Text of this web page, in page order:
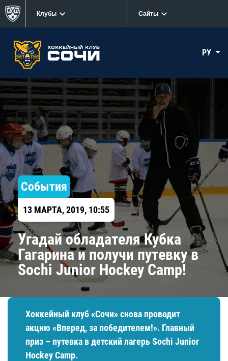
Клубы Сайты
РУ
События
13 МАРТА, 2019, 10:55
Угадай обладателя Кубка
Гагарина и получи путевку в
Sochi Junior Hockey Camp!
Хоккейный клуб «Сочи» снова проводит
акцию «Вперед, за победителем!». Главный
приз – путевка в детский лагерь Sochi Junior
Hockey Camp.